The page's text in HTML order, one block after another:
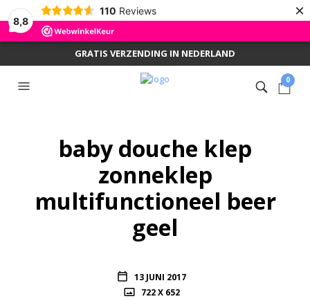
8,8
110 Reviews ×
GRATIS VERZENDING IN NEDERLAND
0
baby douche klep
zonneklep
multifunctioneel beer
geel
13 JUNI 2017
722 X 652